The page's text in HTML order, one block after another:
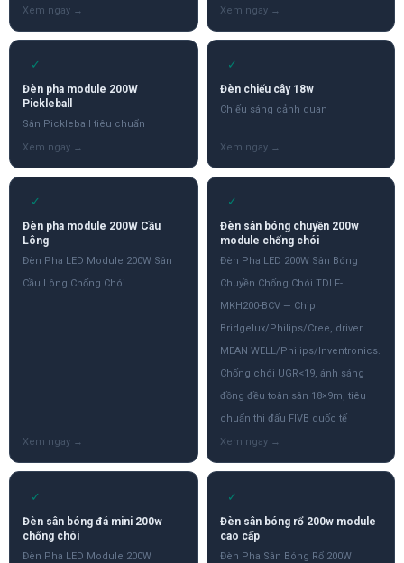
✓
Đèn pha module 200W
Pickleball
Sân Pickleball tiêu chuẩn
✓
Đèn chiếu cây 18w
Chiếu sáng cảnh quan
✓
Đèn pha module 200W Cầu
Lông
Đèn Pha LED Module 200W Sân
Cầu Lông Chống Chói
✓
Đèn sân bóng chuyền 200w
module chống chói
Đèn Pha LED 200W Sân Bóng
Chuyền Chống Chói TDLF-
MKH200-BCV — Chip
Bridgelux/Philips/Cree, driver
MEAN WELL/Philips/Inventronics.
Chống chói UGR<19, ánh sáng
đồng đều toàn sân 18×9m, tiêu
chuẩn thi đấu FIVB quốc tế
✓
Đèn sân bóng đá mini 200w
chống chói
Đèn Pha LED Module 200W
✓
Đèn sân bóng rổ 200w module
cao cấp
Đèn Pha Sân Bóng Rổ 200W